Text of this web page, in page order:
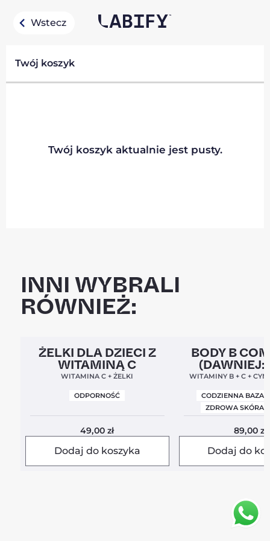
Wstecz
Twój koszyk
Twój koszyk aktualnie jest pusty.
INNI WYBRALI
RÓWNIEŻ:
Clean Label 5,0
ŻELKI DLA DZIECI Z
WITAMINĄ C
WITAMINA C + ŻELKI
ODPORNOŚĆ
49,00zł
Dodaj do koszyka
Clean Label Nowa
BODY B
(DAWNIEJ:
WITAMINY B + C +
CODZIENNA BAZA
ZDROWA SKÓRA I
89,00zł
Dodaj do